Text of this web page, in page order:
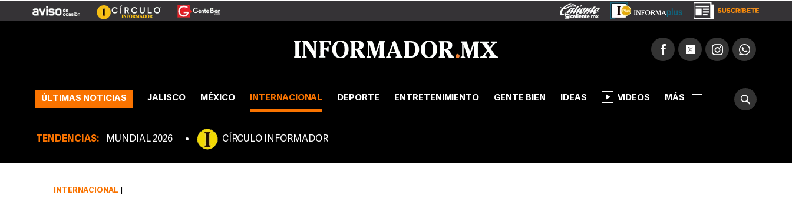
ÚLTIMAS NOTICIAS JALISCO MÉXICO INTERNACIONAL DEPORTE ENTRETENIMIENTO GENTE BIEN IDEAS VIDEOS MÁS
TENDENCIAS: MUNDIAL 2026 CÍRCULO INFORMADOR
INTERNACIONAL